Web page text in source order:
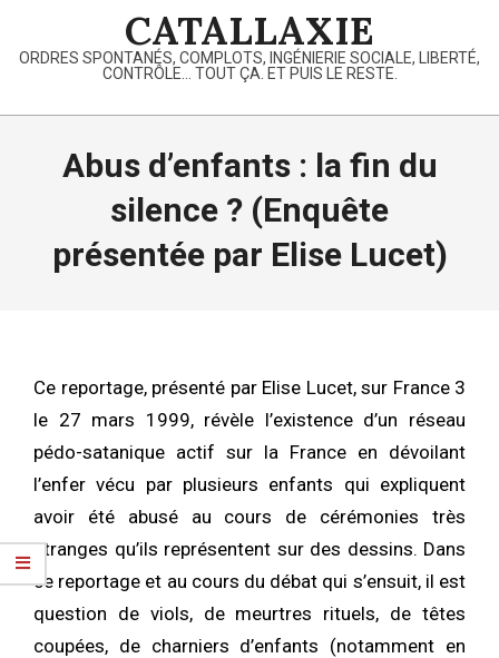
content
CATALLAXIE
ORDRES SPONTANÉS, COMPLOTS, INGÉNIERIE SOCIALE, LIBERTÉ,
CONTRÔLE… TOUT ÇA. ET PUIS LE RESTE.
Primary
Abus d’enfants : la fin du
silence ? (Enquête
présentée par Elise Lucet)
Ce reportage, présenté par Elise Lucet, sur France 3
le 27 mars 1999, révèle l’existence d’un réseau
pédo-satanique actif sur la France en dévoilant
l’enfer vécu par plusieurs enfants qui expliquent
avoir été abusé au cours de cérémonies très
étranges qu’ils représentent sur des dessins. Dans
ce reportage et au cours du débat qui s’ensuit, il est
question de viols, de meurtres rituels, de têtes
coupées, de charniers d’enfants (notamment en